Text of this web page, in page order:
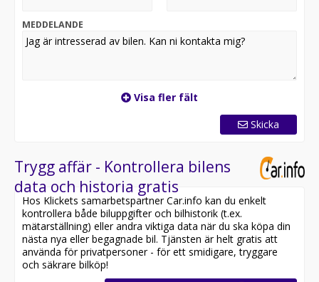
Nu får vi snart in denna riktigt fina Volkswagen e-Caddy
Maxi ABT med dragkrok, praktisk serviceinredning och
Denna skåpbil har moms och är därmed förmånligt
leasebar för företag med 0% kontantinsats samt även
möjlig att privataleasa för dig som privatperson.
Dragkrok, Verkstadsinredning, Parkeringssensorer,
Läderratt, Dynamiskt Styrrespons, Pekskärm, App-
Connect, Android Auto, Apple CarPlay, Navigation via
smartphone, USB-uttag, Backstartsassistans,
Bromsenergiåtervinning, Värmeisolerande Rutor,
Regnsensor, m.m.
Vi erbjuder även ett bra inbytespris för din bil och
hämtar din bil helt gratis när vi levererar din nya bil! Vi
MEDDELANDE
Visa fler fält
Skicka
Trygg affär - Kontrollera bilens
data och historia gratis
Hos Klickets samarbetspartner Car.info kan du enkelt
kontrollera både biluppgifter och bilhistorik (t.ex.
mätarställning) eller andra viktiga data när du ska köpa din
nästa nya eller begagnade bil. Tjänsten är helt gratis att
använda för privatpersoner - för ett smidigare, tryggare
och säkrare bilköp!